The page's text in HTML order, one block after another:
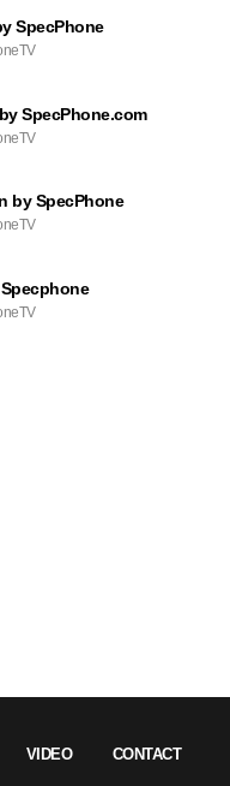
SpecPhone
SpecPhone.com
by SpecPhone
VIDEO CONTACT